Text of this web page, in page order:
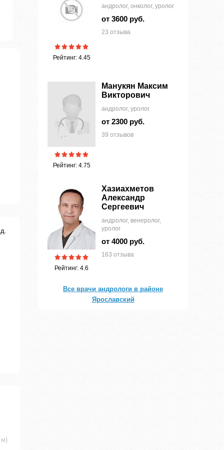
м)
Рейтинг: 4.45
андролог, онколог, уролог
от 3600 руб.
23 отзыва
Рейтинг: 4.75
Манукян Максим
Викторович
андролог, уролог
от 2300 руб.
39 отзывов
Рейтинг: 4.6
Хазиахметов
Александр
Сергеевич
андролог, венеролог,
уролог
от 4000 руб.
163 отзыва
Все врачи андрологи в районе
Ярославский